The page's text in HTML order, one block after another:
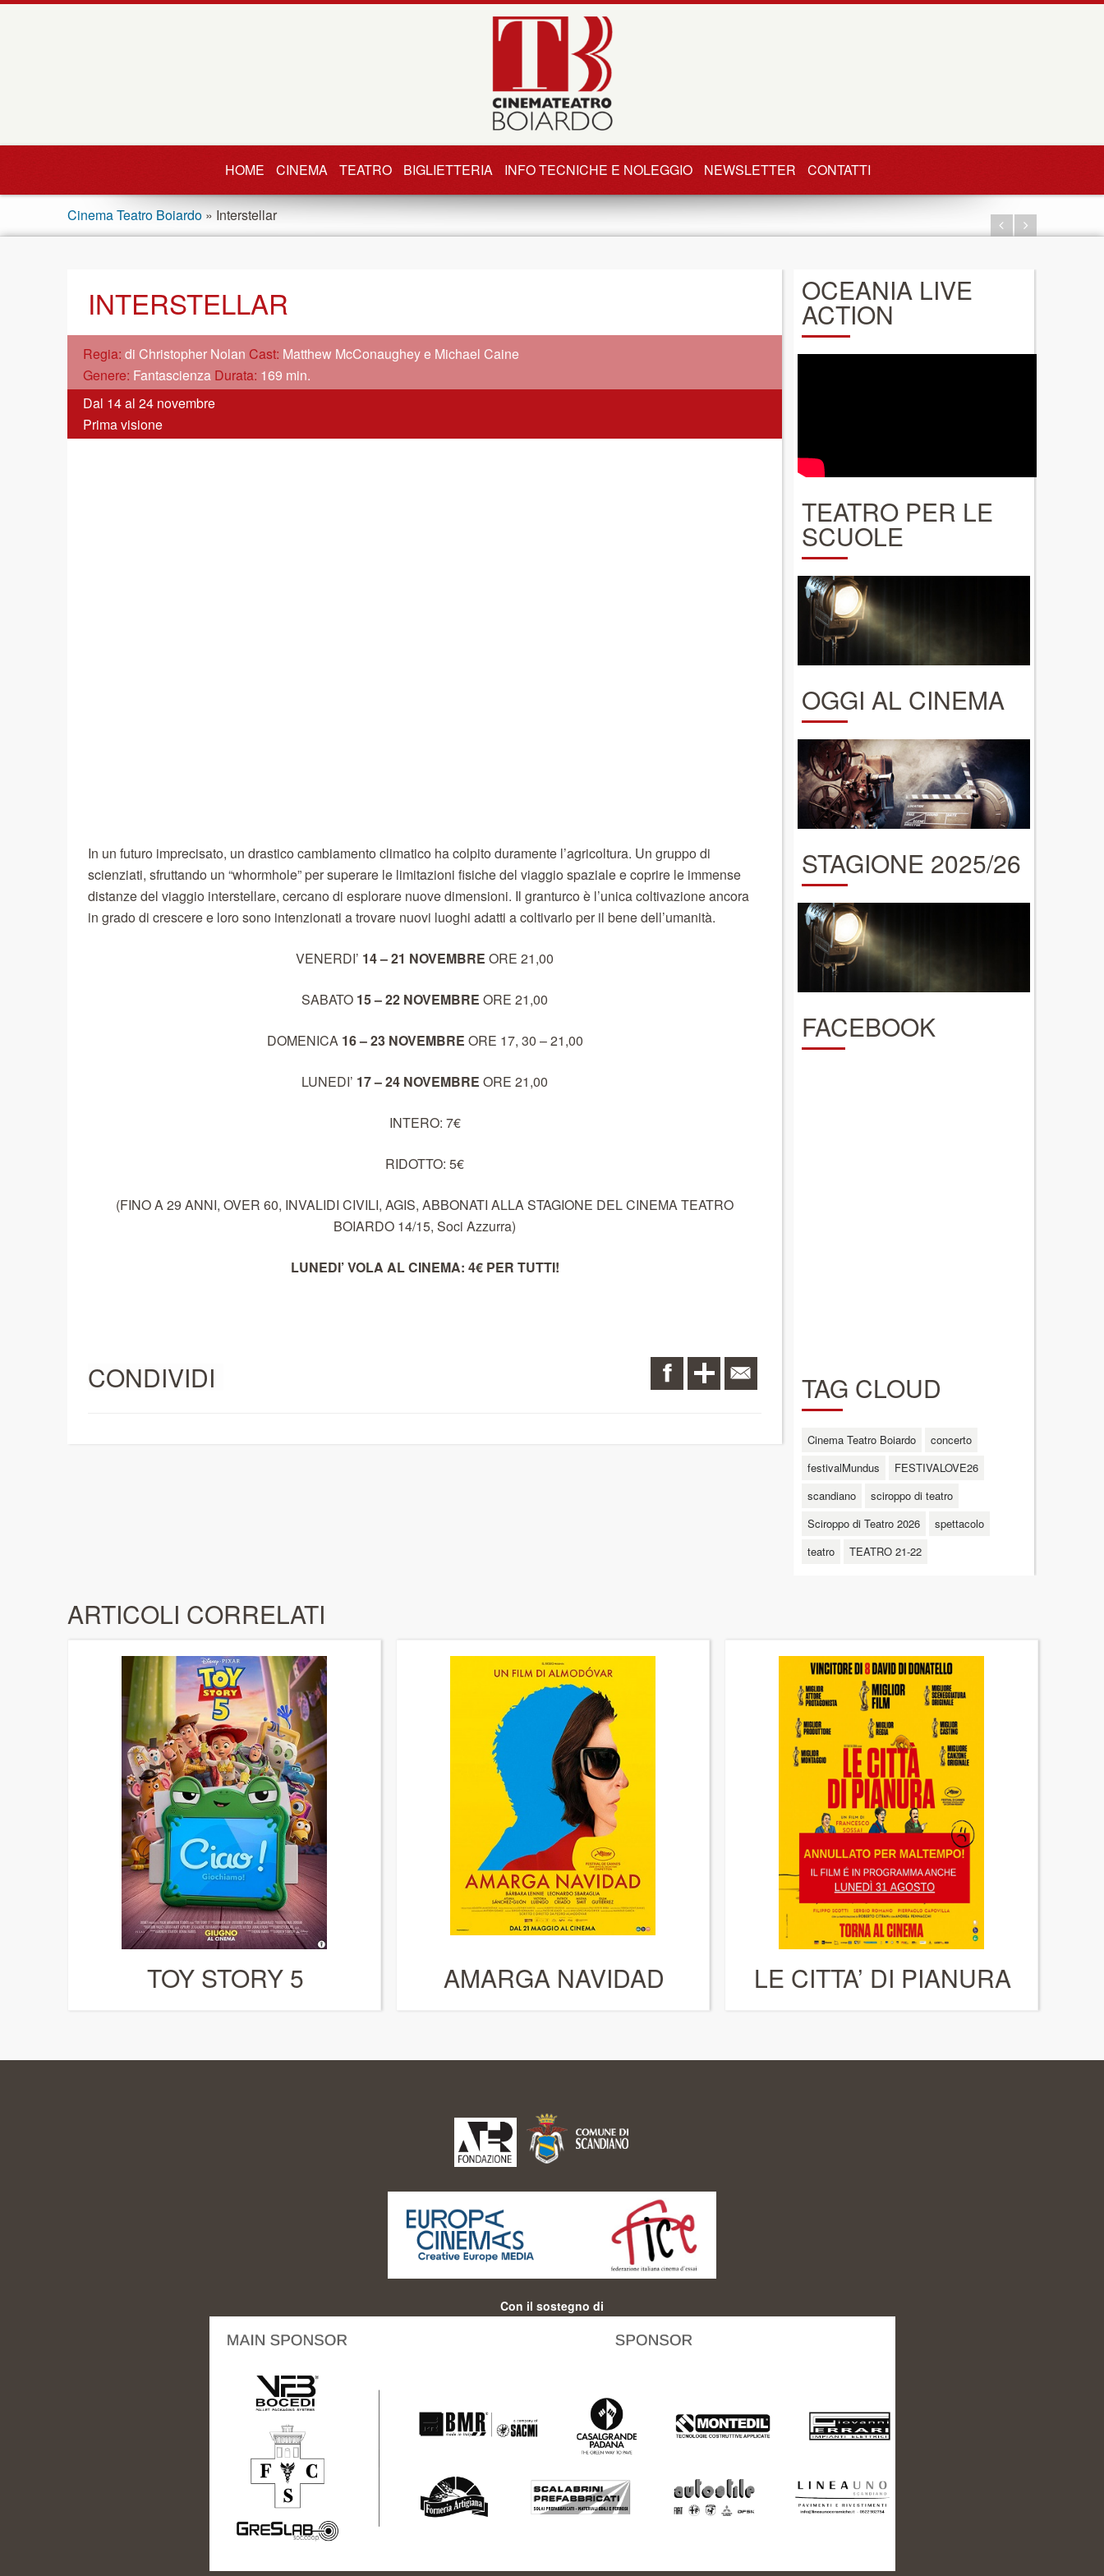
HOME CINEMA TEATRO BIGLIETTERIA INFO TECNICHE E NOLEGGIO NEWSLETTER CONTATTI
Cinema Teatro Boiardo » Interstellar
INTERSTELLAR
Regia: di Christopher Nolan Cast: Matthew McConaughey e Michael Caine
Genere: Fantascienza Durata: 169 min.
Dal 14 al 24 novembre
Prima visione
In un futuro imprecisato, un drastico cambiamento climatico ha colpito duramente l’agricoltura. Un gruppo di
scienziati, sfruttando un “whormhole” per superare le limitazioni fisiche del viaggio spaziale e coprire le immense
distanze del viaggio interstellare, cercano di esplorare nuove dimensioni. Il granturco è l’unica coltivazione ancora
in grado di crescere e loro sono intenzionati a trovare nuovi luoghi adatti a coltivarlo per il bene dell’umanità.
VENERDI’ 14 – 21 NOVEMBRE ORE 21,00
SABATO 15 – 22 NOVEMBRE ORE 21,00
DOMENICA 16 – 23 NOVEMBRE ORE 17, 30 – 21,00
LUNEDI’ 17 – 24 NOVEMBRE ORE 21,00
INTERO: 7€
RIDOTTO: 5€
(FINO A 29 ANNI, OVER 60, INVALIDI CIVILI, AGIS, ABBONATI ALLA STAGIONE DEL CINEMA TEATRO
BOIARDO 14/15, Soci Azzurra)
LUNEDI’ VOLA AL CINEMA: 4€ PER TUTTI!
CONDIVIDI
OCEANIA LIVE
ACTION
TEATRO PER LE
SCUOLE
OGGI AL CINEMA
STAGIONE 2025/26
FACEBOOK
TAG CLOUD
Cinema Teatro Boiardo
concerto
festivalMundus
FESTIVALOVE26
scandiano
sciroppo di teatro
Sciroppo di Teatro 2026
spettacolo
teatro
TEATRO 21-22
ARTICOLI CORRELATI
TOY STORY 5 AMARGA NAVIDAD LE CITTA’ DI PIANURA
Con il sostegno di